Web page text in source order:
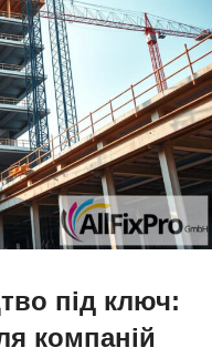
під ключ:
компаній